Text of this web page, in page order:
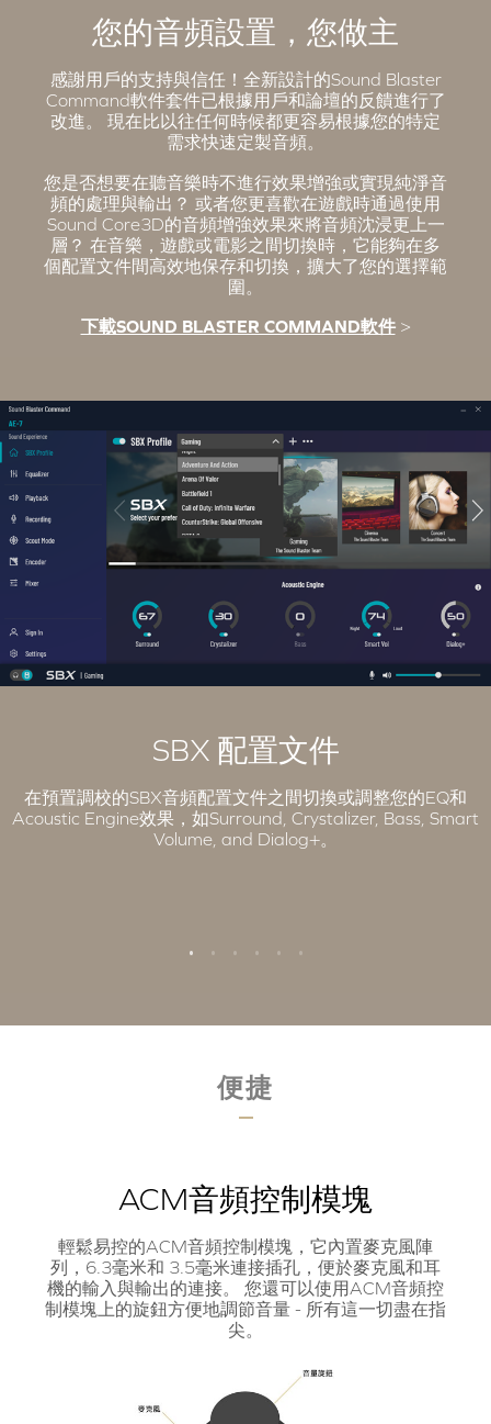
您的音頻設置，您做主
感謝用戶的支持與信任！全新設計的Sound Blaster
Command軟件套件已根據用戶和論壇的反饋進行了
改進。 現在比以往任何時候都更容易根據您的特定
需求快速定製音頻。
您是否想要在聽音樂時不進行效果增強或實現純淨音
頻的處理與輸出？ 或者您更喜歡在遊戲時通過使用
Sound Core3D的音頻增強效果來將音頻沈浸更上一
層？ 在音樂，遊戲或電影之間切換時，它能夠在多
個配置文件間高效地保存和切換，擴大了您的選擇範
圍。
下載SOUND BLASTER COMMAND軟件>
SBX 配置文件
在預置調校的SBX音頻配置文件之間切換或調整您的EQ和
Acoustic Engine效果，如Surround, Crystalizer, Bass, Smart
Volume, and Dialog+。
便捷
ACM音頻控制模塊
輕鬆易控的ACM音頻控制模塊，它內置麥克風陣
列，6.3毫米和 3.5毫米連接插孔，便於麥克風和耳
機的輸入與輸出的連接。 您還可以使用ACM音頻控
制模塊上的旋鈕方便地調節音量 - 所有這一切盡在指
尖。